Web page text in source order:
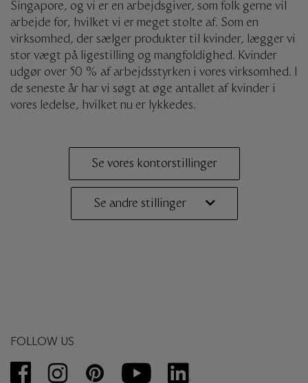
Singapore, og vi er en arbejdsgiver, som folk gerne vil
arbejde for, hvilket vi er meget stolte af. Som en
virksomhed, der sælger produkter til kvinder, lægger vi
stor vægt på ligestilling og mangfoldighed. Kvinder
udgør over 50 % af arbejdsstyrken i vores virksomhed. I
de seneste år har vi søgt at øge antallet af kvinder i
vores ledelse, hvilket nu er lykkedes.
Se vores kontorstillinger
Se andre stillinger
FOLLOW US